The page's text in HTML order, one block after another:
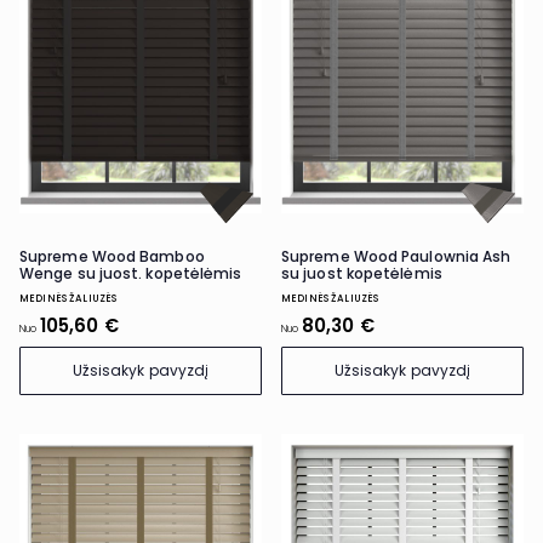
Supreme Wood Bamboo
Wenge su juost. kopetėlėmis
MEDINĖS ŽALIUZĖS
Nuo 105,60 €
Užsisakyk pavyzdį
Supreme Wood Paulownia Ash
su juost kopetėlėmis
MEDINĖS ŽALIUZĖS
Nuo 80,30 €
Užsisakyk pavyzdį